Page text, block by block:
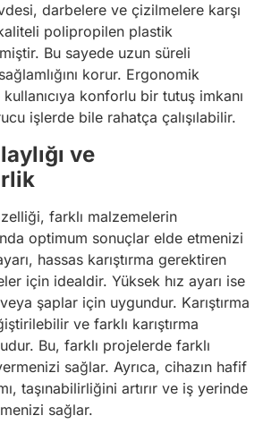
darbelere ve çizilmelere karşı
polipropilen plastik
Bu sayede uzun süreli
korur. Ergonomik
kullanıcıya konforlu bir tutuş imkanı
işlerde bile rahatça çalışılabilir.
ve
farklı malzemelerin
optimum sonuçlar elde etmenizi
hassas karıştırma gerektiren
için idealdir. Yüksek hız ayarı ise
şaplar için uygundur. Karıştırma
ve farklı karıştırma
Bu, farklı projelerde farklı
sağlar. Ayrıca, cihazın hafif
taşınabilirliğini artırır ve iş yerinde
sağlar.